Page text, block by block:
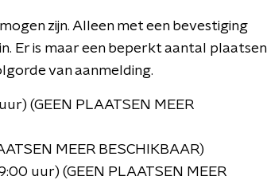
zijn. Alleen met een bevestiging
Er is maar een beperkt aantal plaatsen
van aanmelding.
(GEEN PLAATSEN MEER
MEER BESCHIKBAAR)
uur) (GEEN PLAATSEN MEER